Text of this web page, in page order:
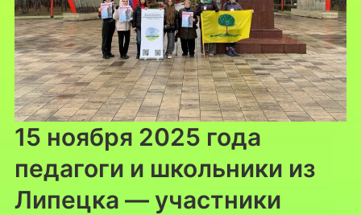
15 ноября 2025 года
педагоги и школьники из
Липецка — участники